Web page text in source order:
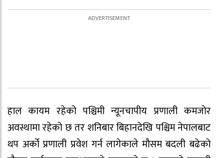
हाल कायम रहेको पश्चिमी न्यूनचापीय प्रणाली कमजोर
अवस्थामा रहेको छ तर शनिबार बिहानदेखि पश्चिम नेपालबाट
थप अर्को प्रणाली प्रवेश गर्न लागेकाले मौसम बदली बढेको